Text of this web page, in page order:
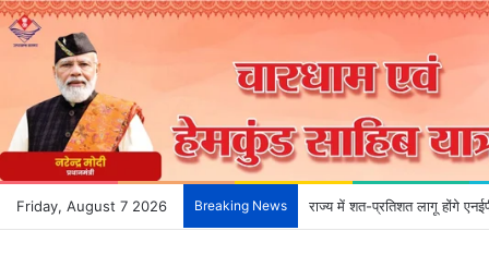
Friday, August 7 2026 Breaking News राज्य में शत-प्रतिशत लागू होंगे